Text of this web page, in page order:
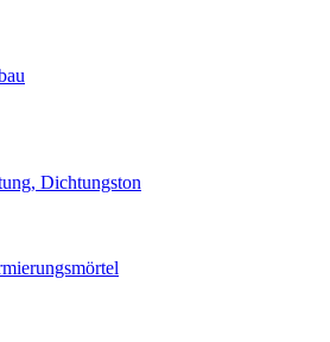
Dichtungston